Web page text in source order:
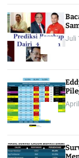
Juli